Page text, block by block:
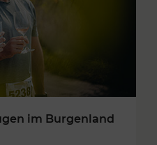
im Burgenland